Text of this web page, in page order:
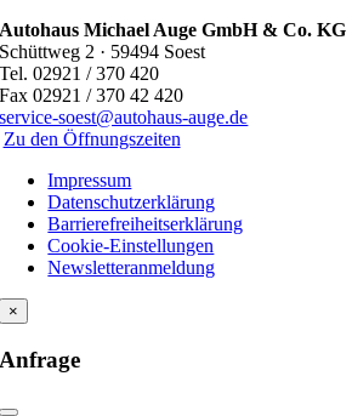
Autohaus Michael Auge GmbH & Co. KG
Schüttweg 2 · 59494 Soest
Tel. 02921 / 370 420
Fax 02921 / 370 42 420
service-soest@autohaus-auge.de
Zu den Öffnungszeiten
Impressum
Datenschutzerklärung
Barrierefreiheitserklärung
Cookie-Einstellungen
Newsletteranmeldung
×
Anfrage